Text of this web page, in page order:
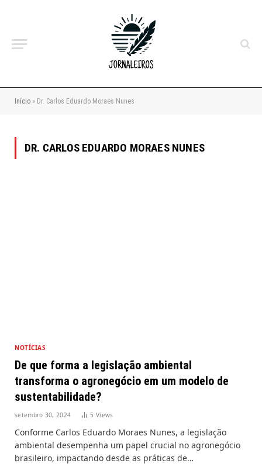
Início » Dr. Carlos Eduardo Moraes Nunes
DR. CARLOS EDUARDO MORAES NUNES
NOTÍCIAS
De que forma a legislação ambiental
transforma o agronegócio em um modelo de
sustentabilidade?
setembro 30, 2024 5Views
Conforme Carlos Eduardo Moraes Nunes, a legislação
ambiental desempenha um papel crucial no agronegócio
brasileiro, impactando desde as práticas de…